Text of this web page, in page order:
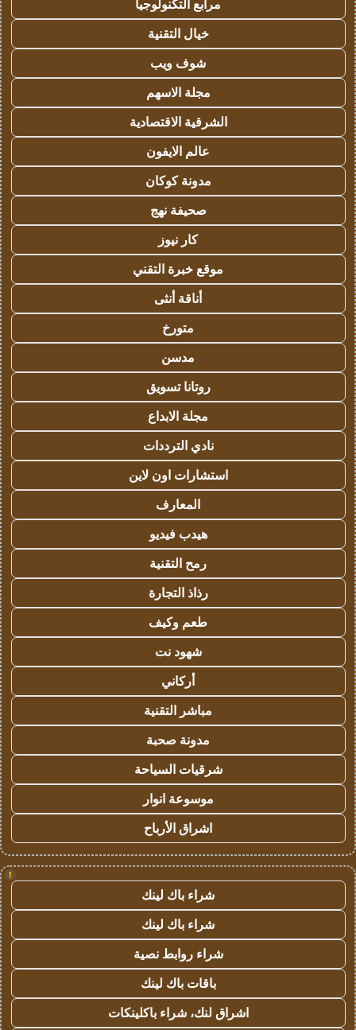
مرابع التكنولوجيا
خيال التقنية
شوف ويب
مجلة الاسهم
الشرقية الاقتصادية
عالم الايفون
مدونة كوكان
صحيفة نهج
كار نيوز
موقع خبرة التقني
أناقة أنثى
متورخ
مدسن
روتانا تسويق
مجلة الابداع
نادي الترددات
استشارات اون لاين
المعارف
هيدب فيديو
رمح التقنية
رذاذ التجارة
طعم وكيف
شهود نت
أركاني
مباشر التقنية
مدونة صحبة
شرقيات السياحة
موسوعة انوار
اشراق الأرباح
!
شراء باك لينك
شراء باك لينك
شراء روابط نصية
باقات باك لينك
اشراق لنك، شراء باكلينكات